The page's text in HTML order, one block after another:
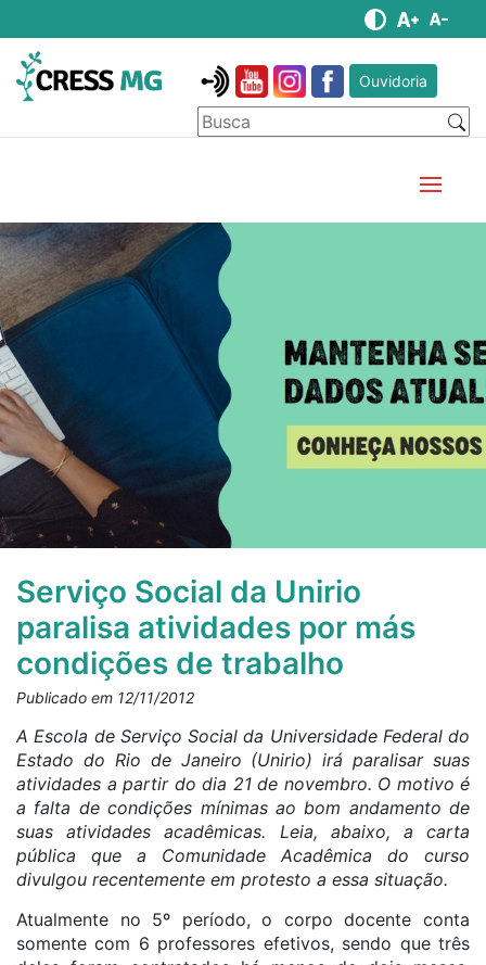
Ouvidoria
Serviço Social da Unirio
paralisa atividades por más
condições de trabalho
Publicado em 12/11/2012
A Escola de Serviço Social da Universidade Federal do
Estado do Rio de Janeiro (Unirio) irá paralisar suas
atividades a partir do dia 21 de novembro. O motivo é
a falta de condições mínimas ao bom andamento de
suas atividades acadêmicas. Leia, abaixo, a carta
pública que a Comunidade Acadêmica do curso
divulgou recentemente em protesto a essa situação.
Atualmente no 5º período, o corpo docente conta
somente com 6 professores efetivos, sendo que três